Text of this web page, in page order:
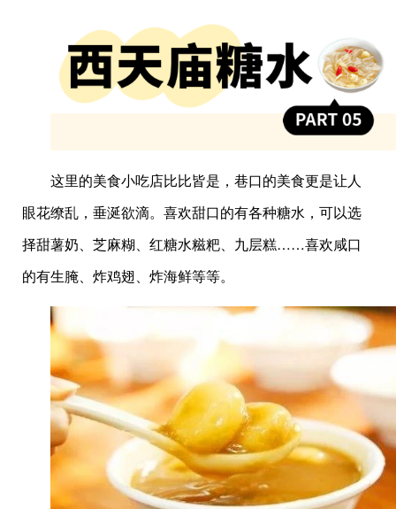
这里的美食小吃店比比皆是，巷口的美食更是让人
眼花缭乱，垂涎欲滴。喜欢甜口的有各种糖水，可以选
择甜薯奶、芝麻糊、红糖水糍粑、九层糕……喜欢咸口
的有生腌、炸鸡翅、炸海鲜等等。